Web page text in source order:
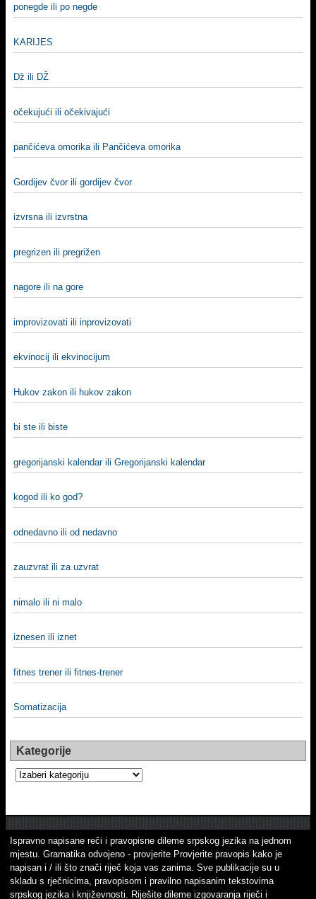
ponegde ili po negde
KARIJES
Dž ili DŽ
očekujući ili očekivajući
pančićeva omorika ili Pančićeva omorika
Gordijev čvor ili gordijev čvor
izvrsna ili izvrstna
pregrizen ili pregrižen
nagore ili na gore
improvizovati ili inprovizovati
ekvinocij ili ekvinocijum
Hukov zakon ili hukov zakon
bi ste ili biste
gregorijanski kalendar ili Gregorijanski kalendar
kogod ili ko god?
odnedavno ili od nedavno
zauzvrat ili za uzvrat
nimalo ili ni malo
iznesen ili iznet
fitnes trener ili fitnes-trener
Somatizacija
Kategorije
Kategorije
Ispravno napisane reči i pravopisne dileme srpskog jezika na jednom
mjestu. Gramatika odvojeno - provjerite Provjerite pravopis kako je
napisan i / ili što znači riječ koja vas zanima. Sve publikacije su u
skladu s rječnicima, pravopisom i pravilno napisanim tekstovima
srpskog jezika i književnosti. Riješite dileme izgovaranja riječi i